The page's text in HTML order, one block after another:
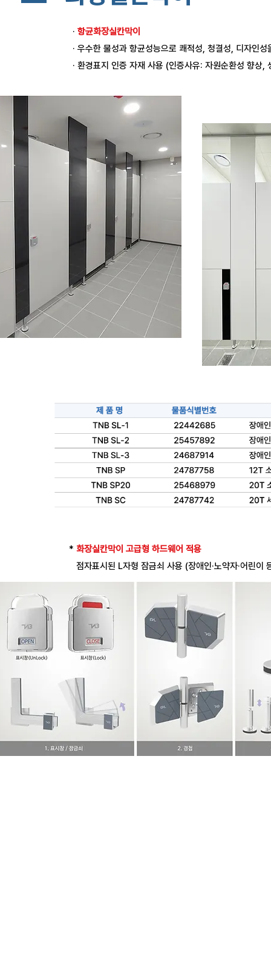
· 항균화장실칸막이
· 우수한 물성과 항균성능으로 쾌적성, 청결성, 디자인
· 환경표지 인증 자재 사용 (인증사유: 자원순환성 향상,
* 화장실칸막이 고급형 하드웨어 적용
점자표시된 L자형 잠금쇠 사용 (장애인·노약자·어린이